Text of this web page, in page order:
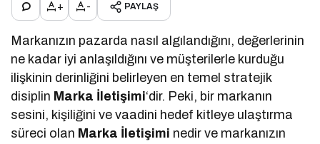
+ - PAYLAŞ
Markanızın pazarda nasıl algılandığını, değerlerinin
ne kadar iyi anlaşıldığını ve müşterilerle kurduğu
ilişkinin derinliğini belirleyen en temel stratejik
disiplin Marka İletişimi‘dir. Peki, bir markanın
sesini, kişiliğini ve vaadini hedef kitleye ulaştırma
süreci olan Marka İletişimi nedir ve markanızın